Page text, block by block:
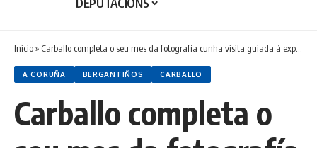
Inicio» Carballo completa o seu mes da fotografía cunha visita guiada á exposición do Certame Xosé Manuel Eirís e a estrea do documental sobre “Cardoña”
A CORUÑA BERGANTIÑOS CARBALLO
Carballo completa o